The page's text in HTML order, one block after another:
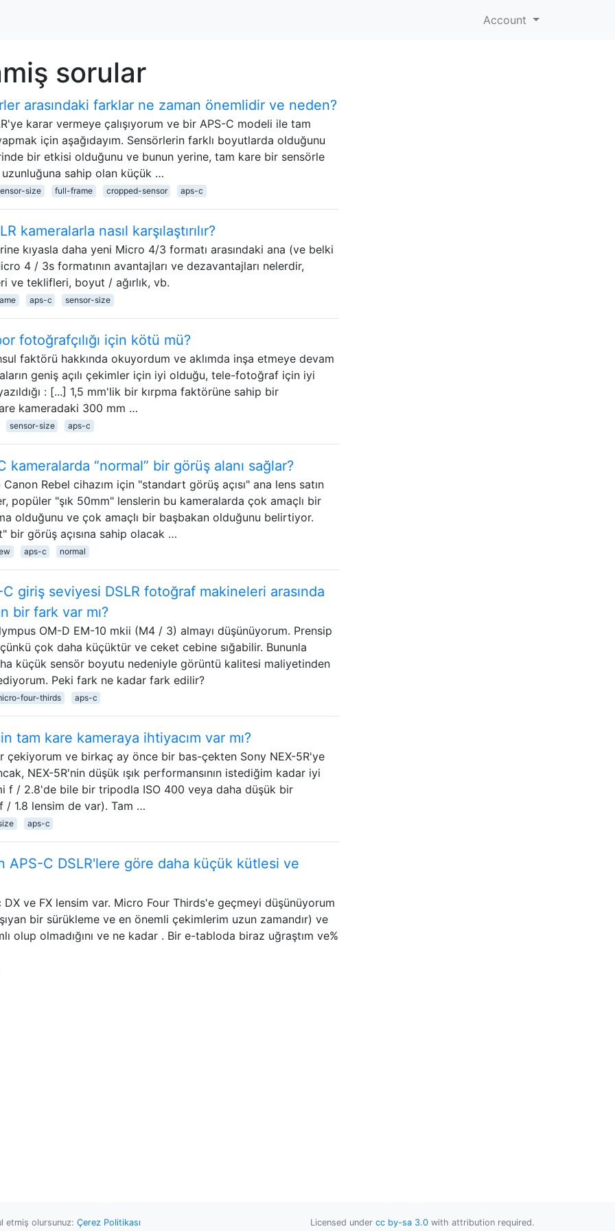
Account
sorular
arasındaki farklar ne zaman önemlidir ve neden?
karar vermeye çalışıyorum ve bir APS-C modeli ile tam
için aşağıdayım. Sensörlerin farklı boyutlarda olduğunu
bir etkisi olduğunu ve bunun yerine, tam kare bir sensörle
sahip olan küçük …
size full-frame cropped-sensor aps-c
kameralarla nasıl karşılaştırılır?
kıyasla daha yeni Micro 4/3 formatı arasındaki ana (ve belki
4 / 3s formatının avantajları ve dezavantajları nelerdir,
ve teklifleri, boyut / ağırlık, vb.
aps-c sensor-size
fotoğrafçılığı için kötü mü?
faktörü hakkında okuyordum ve aklımda inşa etmeye devam
geniş açılı çekimler için iyi olduğu, tele-fotoğraf için iyi
: [...] 1,5 mm'lik bir kırpma faktörüne sahip bir
kameradaki 300 mm …
sensor-size aps-c
kameralarda “normal” bir görüş alanı sağlar?
Rebel cihazım için "standart görüş açısı" ana lens satın
popüler "şık 50mm" lenslerin bu kameralarda çok amaçlı bir
olduğunu ve çok amaçlı bir başbakan olduğunu belirtiyor.
bir görüş açısına sahip olacak …
aps-c normal
giriş seviyesi DSLR fotoğraf makineleri arasında
bir fark var mı?
OM-D EM-10 mkii (M4 / 3) almayı düşünüyorum. Prensip
çok daha küçüktür ve ceket cebine sığabilir. Bununla
küçük sensör boyutu nedeniyle görüntü kalitesi maliyetinden
Peki fark ne kadar fark edilir?
four-thirds aps-c
tam kare kameraya ihtiyacım var mı?
çekiyorum ve birkaç ay önce bir bas-çekten Sony NEX-5R'ye
NEX-5R'nin düşük ışık performansının istediğim kadar iyi
f / 2.8'de bile bir tripodla ISO 400 veya daha düşük bir
/ 1.8 lensim de var). Tam …
aps-c
APS-C DSLR'lere göre daha küçük kütlesi ve
ve FX lensim var. Micro Four Thirds'e geçmeyi düşünüyorum
bir sürükleme ve en önemli çekimlerim uzun zamandır) ve
olup olmadığını ve ne kadar . Bir e-tabloda biraz uğraştım ve%
etmiş olursunuz: Çerez Politikası Licensed under cc by-sa 3.0 with attribution required.